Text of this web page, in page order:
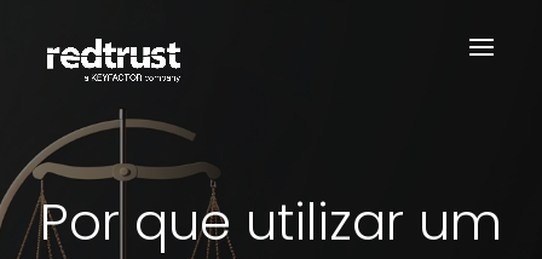
Por que utilizar um